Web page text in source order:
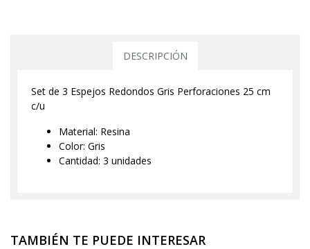
DESCRIPCIÓN
Set de 3 Espejos Redondos Gris Perforaciones 25 cm
c/u
Material: Resina
Color: Gris
Cantidad: 3 unidades
TAMBIÉN TE PUEDE INTERESAR